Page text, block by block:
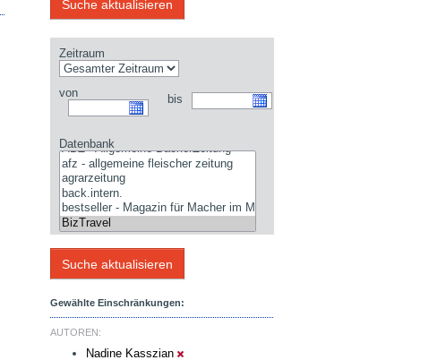
Zeitraum
von bis
Datenbank
Gewählte Einschränkungen:
AUTOREN:
Nadine Kasszian